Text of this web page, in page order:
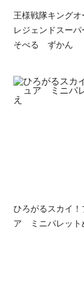
王様戦隊キングオ
レジェンドスー
そべる ずかん
ひろがるスカイ！
ア ミニパレット